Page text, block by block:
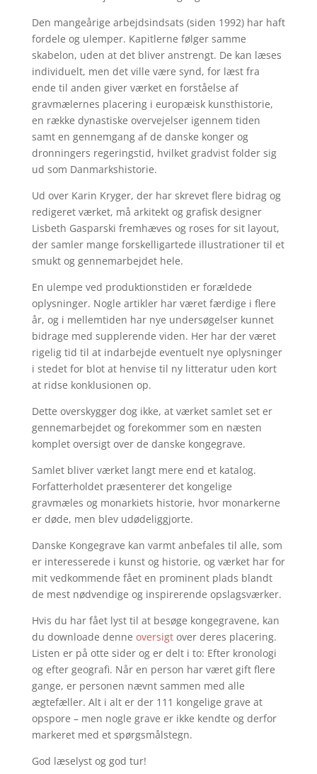
Den mangeårige arbejdsindsats (siden 1992) har haft
fordele og ulemper. Kapitlerne følger samme
skabelon, uden at det bliver anstrengt. De kan læses
individuelt, men det ville være synd, for læst fra
ende til anden giver værket en forståelse af
gravmælernes placering i europæisk kunsthistorie,
en række dynastiske overvejelser igennem tiden
samt en gennemgang af de danske konger og
dronningers regeringstid, hvilket gradvist folder sig
ud som Danmarkshistorie.
Ud over Karin Kryger, der har skrevet flere bidrag og
redigeret værket, må arkitekt og grafisk designer
Lisbeth Gasparski fremhæves og roses for sit layout,
der samler mange forskelligartede illustrationer til et
smukt og gennemarbejdet hele.
En ulempe ved produktionstiden er forældede
oplysninger. Nogle artikler har været færdige i flere
år, og i mellemtiden har nye undersøgelser kunnet
bidrage med supplerende viden. Her har der været
rigelig tid til at indarbejde eventuelt nye oplysninger
i stedet for blot at henvise til ny litteratur uden kort
at ridse konklusionen op.
Dette overskygger dog ikke, at værket samlet set er
gennemarbejdet og forekommer som en næsten
komplet oversigt over de danske kongegrave.
Samlet bliver værket langt mere end et katalog.
Forfatterholdet præsenterer det kongelige
gravmæles og monarkiets historie, hvor monarkerne
er døde, men blev udødeliggjorte.
Danske Kongegrave kan varmt anbefales til alle, som
er interesserede i kunst og historie, og værket har for
mit vedkommende fået en prominent plads blandt
de mest nødvendige og inspirerende opslagsværker.
Hvis du har fået lyst til at besøge kongegravene, kan
du downloade denne oversigt over deres placering.
Listen er på otte sider og er delt i to: Efter kronologi
og efter geografi. Når en person har været gift flere
gange, er personen nævnt sammen med alle
ægtefæller. Alt i alt er der 111 kongelige grave at
opspore – men nogle grave er ikke kendte og derfor
markeret med et spørgsmålstegn.
God læselyst og god tur!